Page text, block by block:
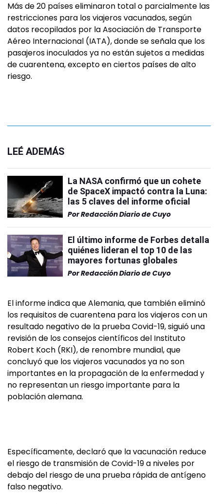
Más de 20 países eliminaron total o parcialmente las
restricciones para los viajeros vacunados, según
datos recopilados por la Asociación de Transporte
Aéreo Internacional (IATA), donde se señala que los
pasajeros inoculados ya no están sujetos a medidas
de cuarentena, excepto en ciertos países de alto
riesgo.
LEÉ ADEMÁS
La NASA confirmó que un cohete
de SpaceX impactó contra la Luna:
las 5 claves del informe oficial
PorRedacción Diario de Cuyo
El último informe de Forbes detalla
quiénes lideran el top 10 de las
mayores fortunas globales
PorRedacción Diario de Cuyo
El informe indica que Alemania, que también eliminó
los requisitos de cuarentena para los viajeros con un
resultado negativo de la prueba Covid-19, siguió una
revisión de los consejos científicos del Instituto
Robert Koch (RKI), de renombre mundial, que
concluyó que los viajeros vacunados ya no son
importantes en la propagación de la enfermedad y
no representan un riesgo importante para la
población alemana.
Específicamente, declaró que la vacunación reduce
el riesgo de transmisión de Covid-19 a niveles por
debajo del riesgo de una prueba rápida de antígeno
falso negativo.